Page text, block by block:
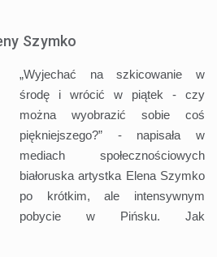
Szymko
„Wyjechać na szkicowanie w
środę i wrócić w piątek - czy
można wyobrazić sobie coś
piękniejszego?” - napisała w
mediach społecznościowych
białoruska artystka Elena Szymko
po krótkim, ale intensywnym
pobycie w Pińsku. Jak